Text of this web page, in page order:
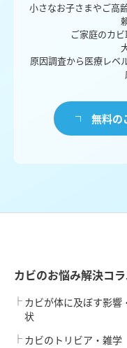
小さなお子さまやご高
ご家庭のカ
原因調査から医療レベ
無料の
カビのお悩み解決コ
カビが体に及ぼす影響
状
カビのトリビア・雑学